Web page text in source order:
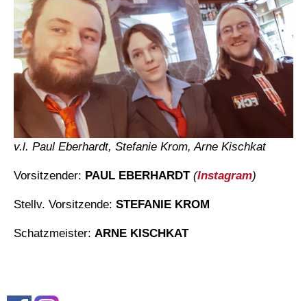
v.l. Paul Eberhardt, Stefanie Krom, Arne Kischkat
Vorsitzender: PAUL EBERHARDT (Instagram)
Stellv. Vorsitzende: STEFANIE KROM
Schatzmeister: ARNE KISCHKAT